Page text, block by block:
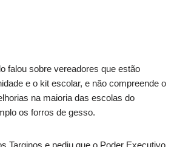
falou sobre vereadores que estão
e o kit escolar, e não compreende o
na maioria das escolas do
os forros de gesso.